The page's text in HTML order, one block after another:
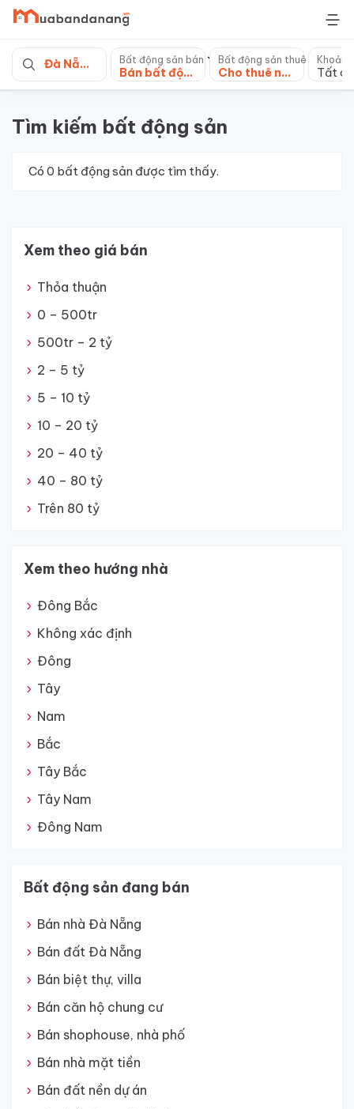
Skip
content
Đà Nẵng Bất động sản bán
Bán bất động sản khác
Bất động sản thuê
Cho thuê nhà mặt phố Tất cả
Tìm kiếm bất động sản
Có 0 bất động sản được tìm thấy.
Xem theo giá bán
Thỏa thuận
0 – 500tr
500tr – 2 tỷ
2 – 5 tỷ
5 – 10 tỷ
10 – 20 tỷ
20 – 40 tỷ
40 – 80 tỷ
Trên 80 tỷ
Xem theo hướng nhà
Đông Bắc
Không xác định
Đông
Tây
Nam
Bắc
Tây Bắc
Tây Nam
Đông Nam
Bất động sản đang bán
Bán nhà Đà Nẵng
Bán đất Đà Nẵng
Bán biệt thự, villa
Bán căn hộ chung cư
Bán shophouse, nhà phố
Bán nhà mặt tiền
Bán đất nền dự án